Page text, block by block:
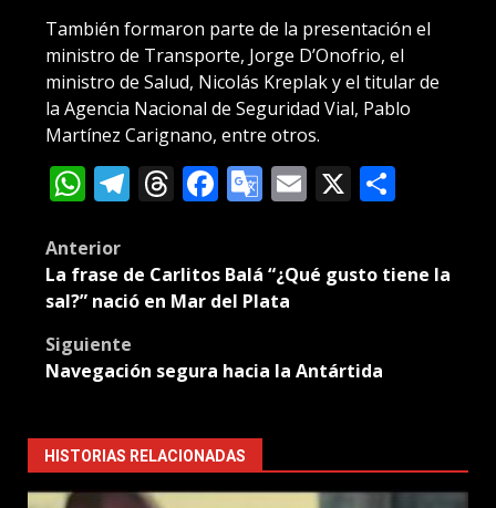
También formaron parte de la presentación el
ministro de Transporte, Jorge D’Onofrio, el
ministro de Salud, Nicolás Kreplak y el titular de
la Agencia Nacional de Seguridad Vial, Pablo
Martínez Carignano, entre otros.
WhatsApp
Telegram
Threads
Facebook
Google
Email
X
Post
navigation
Anterior
La frase de Carlitos Balá “¿Qué gusto tiene la
sal?” nació en Mar del Plata
Siguiente
Navegación segura hacia la Antártida
HISTORIAS RELACIONADAS